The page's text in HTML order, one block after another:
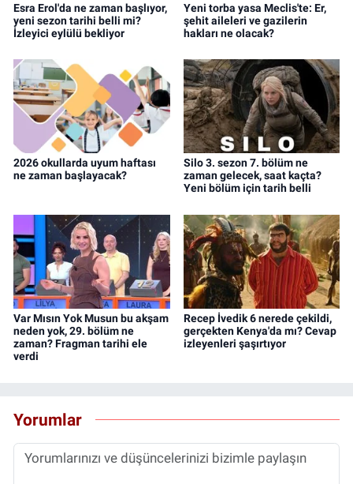
Esra Erol'da ne zaman başlıyor,
yeni sezon tarihi belli mi?
İzleyici eylülü bekliyor
Yeni torba yasa Meclis'te: Er,
şehit aileleri ve gazilerin
hakları ne olacak?
2026 okullarda uyum haftası
ne zaman başlayacak?
Silo 3. sezon 7. bölüm ne
zaman gelecek, saat kaçta?
Yeni bölüm için tarih belli
Var Mısın Yok Musun bu akşam
neden yok, 29. bölüm ne
zaman? Fragman tarihi ele
verdi
Recep İvedik 6 nerede çekildi,
gerçekten Kenya'da mı? Cevap
izleyenleri şaşırtıyor
Yorumlar